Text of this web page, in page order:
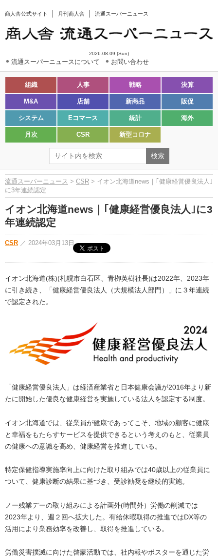
商人舎公式サイト 月刊商人舎 流通スーパーニュース
2026.08.09 (Sun)
流通スーパーニュースについて お問い合わせ
組織 人事 戦略 決算
M&A 店舗 新商品 販促
システム Eコマース 統計 海外
月次 CSR 新型コロナ
流通スーパーニュース > CSR > イオン北海道news｜｢健康経営優良法人｣
に3年連続認定
イオン北海道news｜｢健康経営優良法人｣に3
年連続認定
CSR ／ 2024年03月13日
イオン北海道(株)(札幌市白石区、青栁英樹社長)は2022年、2023年
に引き続き、「健康経営優良法人（大規模法人部門）」に３年連続
で認定された。
「健康経営優良法人」は経済産業省と日本健康会議が2016年より新
たに開始した優良な健康経営を実施している法人を認定する制度。
イオン北海道では、従業員が健康であってこそ、地域の顧客に健康
と幸福をもたらすサービスを提供できるという考えのもと、従業員
の健康への意識を高め、健康経営を推進している。
特定保健指導実施率向上に向けた取り組みでは40歳以上の従業員に
ついて、健康診断の結果に基づき、受診勧奨を継続的実施。
ノー残業デーの取り組みによる計画外(時間外）労働の削減では
2023年より、週２回へ拡大した。有給休暇取得の推進ではDX等の
活用により業務効率を改善し、取得を推進している。
労働災害撲滅に向けた啓蒙活動では、社内報やポスターを通じた労